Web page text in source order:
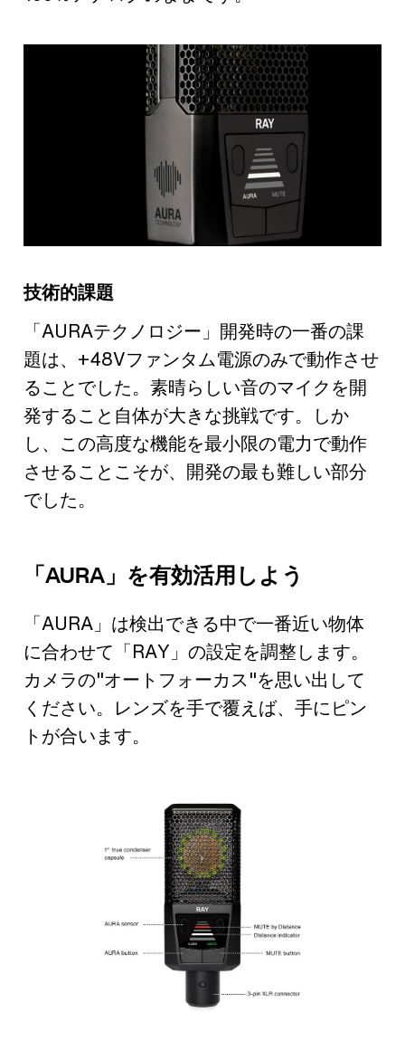
技術的課題
「AURAテクノロジー」開発時の一番の課
題は、+48Vファンタム電源のみで動作させ
ることでした。素晴らしい音のマイクを開
発すること自体が大きな挑戦です。しか
し、この高度な機能を最小限の電力で動作
させることこそが、開発の最も難しい部分
でした。
「AURA」を有効活用しよう
「AURA」は検出できる中で一番近い物体
に合わせて「RAY」の設定を調整します。
カメラの"オートフォーカス"を思い出して
ください。レンズを手で覆えば、手にピン
トが合います。